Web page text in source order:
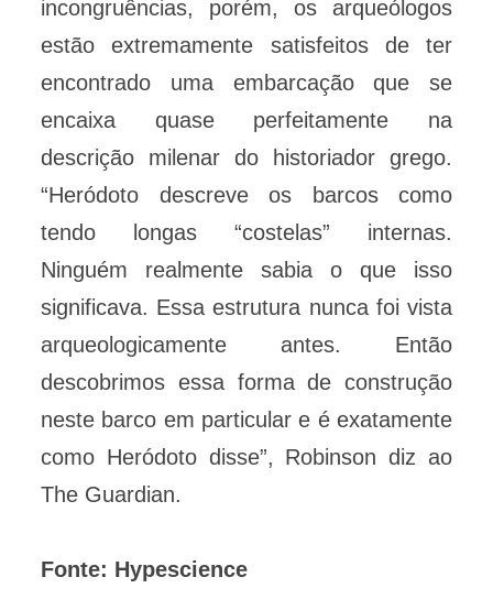
incongruências, porém, os arqueólogos
estão extremamente satisfeitos de ter
encontrado uma embarcação que se
encaixa quase perfeitamente na
descrição milenar do historiador grego.
“Heródoto descreve os barcos como
tendo longas “costelas” internas.
Ninguém realmente sabia o que isso
significava. Essa estrutura nunca foi vista
arqueologicamente antes. Então
descobrimos essa forma de construção
neste barco em particular e é exatamente
como Heródoto disse”, Robinson diz ao
The Guardian.
Fonte: Hypescience